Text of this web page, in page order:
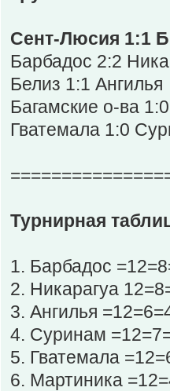
Сент-Люсия 1:1
Барбадос 2:2
Белиз 1:1 Ангилья
Багамские о-ва
Гватемала 1:0
Турнирная
1. Барбадос
2. Никарагуа
3. Ангилья
4. Суринам
5. Гватемала
6. Мартиника